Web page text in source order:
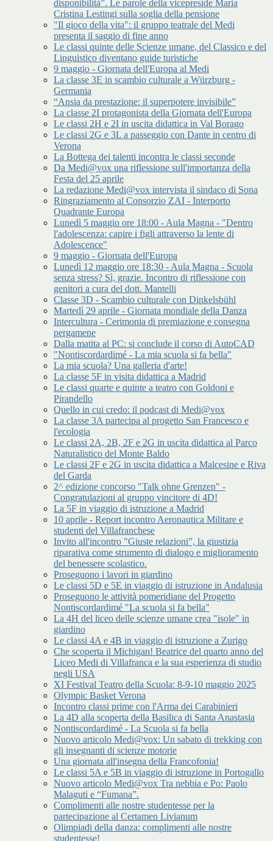
disponibilità”. Le parole della vicepreside Maria
Cristina Lestingi sulla soglia della pensione
"Il gioco della vita": il gruppo teatrale del Medi
presenta il saggio di fine anno
Le classi quinte delle Scienze umane, del Classico e del
Linguistico diventano guide turistiche
9 maggio - Giornata dell'Europa al Medi
La classe 3E in scambio culturale a Würzburg -
Germania
“Ansia da prestazione: il superpotere invisibile”
La classe 2I protagonista della Giornata dell'Europa
Le classi 2H e 2I in uscita didattica in Val Borago
Le classi 2G e 3L a passeggio con Dante in centro di
Verona
La Bottega dei talenti incontra le classi seconde
Da Medi@vox una riflessione sull'importanza della
Festa del 25 aprile
La redazione Medi@vox intervista il sindaco di Sona
Ringraziamento al Consorzio ZAI - Interporto
Quadrante Europa
Lunedì 5 maggio ore 18:00 - Aula Magna - "Dentro
l'adolescenza: capire i figli attraverso la lente di
Adolescence"
9 maggio - Giornata dell'Europa
Lunedì 12 maggio ore 18:30 - Aula Magna - Scuola
senza stress? Sì, grazie. Incontro di riflessione con
genitori a cura del dott. Mantelli
Classe 3D - Scambio culturale con Dinkelsbühl
Martedì 29 aprile - Giornata mondiale della Danza
Intercultura - Cerimonia di premiazione e consegna
pergamene
Dalla matita al PC: si conclude il corso di AutoCAD
"Nontiscordardimé - La mia scuola si fa bella"
La mia scuola? Una galleria d'arte!
La classe 5F in visita didattica a Madrid
Le classi quarte e quinte a teatro con Goldoni e
Pirandello
Quello in cui credo: il podcast di Medi@vox
La classe 3A partecipa al progetto San Francesco e
l'ecologia
Le classi 2A, 2B, 2F e 2G in uscita didattica al Parco
Naturalistico del Monte Baldo
Le classi 2F e 2G in uscita didattica a Malcesine e Riva
del Garda
2^ edizione concorso "Talk ohne Grenzen" -
Congratulazioni al gruppo vincitore di 4D!
La 5F in viaggio di istruzione a Madrid
10 aprile - Report incontro Aeronautica Militare e
studenti del Villafranchese
Invito all'incontro "Giuste relazioni”, la giustizia
riparativa come strumento di dialogo e miglioramento
del benessere scolastico.
Proseguono i lavori in giardino
Le classi 5D e 5E in viaggio di istruzione in Andalusia
Proseguono le attività pomeridiane del Progetto
Nontiscordardimé "La scuola si fa bella"
La 4H del liceo delle scienze umane crea "isole" in
giardino
Le classi 4A e 4B in viaggio di istruzione a Zurigo
Che scoperta il Michigan! Beatrice del quarto anno del
Liceo Medi di Villafranca e la sua esperienza di studio
negli USA
XI Festival Teatro della Scuola: 8-9-10 maggio 2025
Olympic Basket Verona
Incontro classi prime con l'Arma dei Carabinieri
La 4D alla scoperta della Basilica di Santa Anastasia
Nontiscordardimé - La Scuola si fa bella
Nuovo articolo Medi@vox: Un sabato di trekking con
gli insegnanti di scienze motorie
Una giornata all'insegna della Francofonia!
Le classi 5A e 5B in viaggio di istruzione in Portogallo
Nuovo articolo Medi@vox Tra nebbia e Po: Paolo
Malaguti e “Fumana”.
Complimenti alle nostre studentesse per la
partecipazione al Certamen Livianum
Olimpiadi della danza: complimenti alle nostre
studentesse!